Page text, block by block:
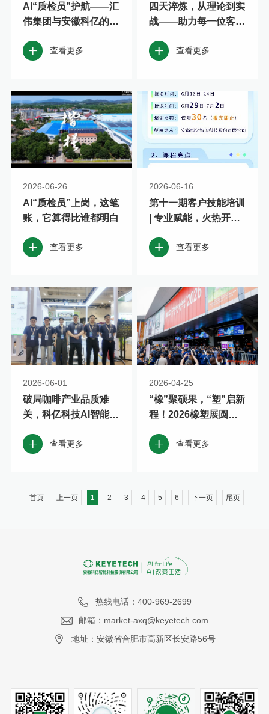
AI“质检员”护航——汇
伟集团与安徽科亿的十
查看更多
四天淬炼，从理论到实
战——助力每一位客户
行家
查看更多
2026-06-26
AI“质检员”上岗，这笔
账，它算得比谁都明白
查看更多
2026-06-16
第十一期客户技能培训
| 专业赋能，火热开
查看更多
2026-06-01
破局咖啡产业品质难
关，科亿科技AI智能分
啡展！查看更多
2026-04-25
“橡”聚硕果，“塑”启新
程！2026橡塑展圆满
核答卷！查看更多
首页 上一页 1 2 3 4 5 6 下一页 尾页
热线电话：400-969-2699
邮箱：market-axq@keyetech.com
地址：安徽省合肥市高新区长安路56号